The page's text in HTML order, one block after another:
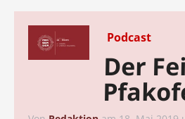
Podcast
Der